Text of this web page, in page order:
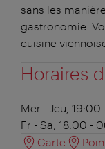
sans les
gastronomie.
cuisine
Horaires
Mer - Jeu,
Fr - Sa, 18:00 -
Carte